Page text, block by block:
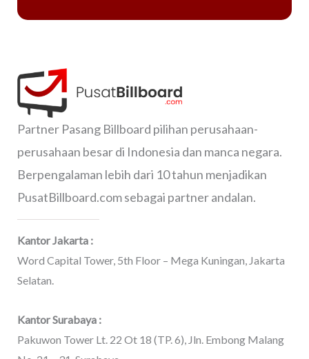
Partner Pasang Billboard pilihan perusahaan-
perusahaan besar di Indonesia dan manca negara.
Berpengalaman lebih dari 10 tahun menjadikan
PusatBillboard.com sebagai partner andalan.
Kantor Jakarta :
Word Capital Tower, 5th Floor – Mega Kuningan, Jakarta
Selatan.
Kantor Surabaya :
Pakuwon Tower Lt. 22 Ot 18 (TP. 6), Jln. Embong Malang